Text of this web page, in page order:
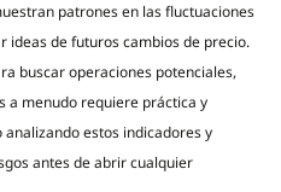
patrones en las fluctuaciones
ideas de futuros cambios de precio.
buscar operaciones potenciales,
a menudo requiere práctica y
estos indicadores y
antes de abrir cualquier